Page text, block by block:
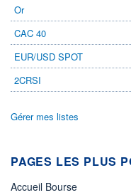
47,900
VOLUME
907 851
VALORISATION
LIMITE À LA
BAISSE
RENDEMENT
ESTIMÉ 2026
Or
CAC 40
EUR/USD SPOT
2CRSI
Gérer mes listes
PAGES LES PLUS
Accueil Bourse